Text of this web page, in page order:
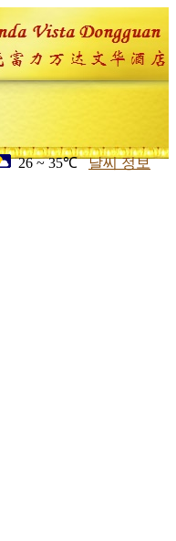
26 ~ 35℃ 날씨 정보